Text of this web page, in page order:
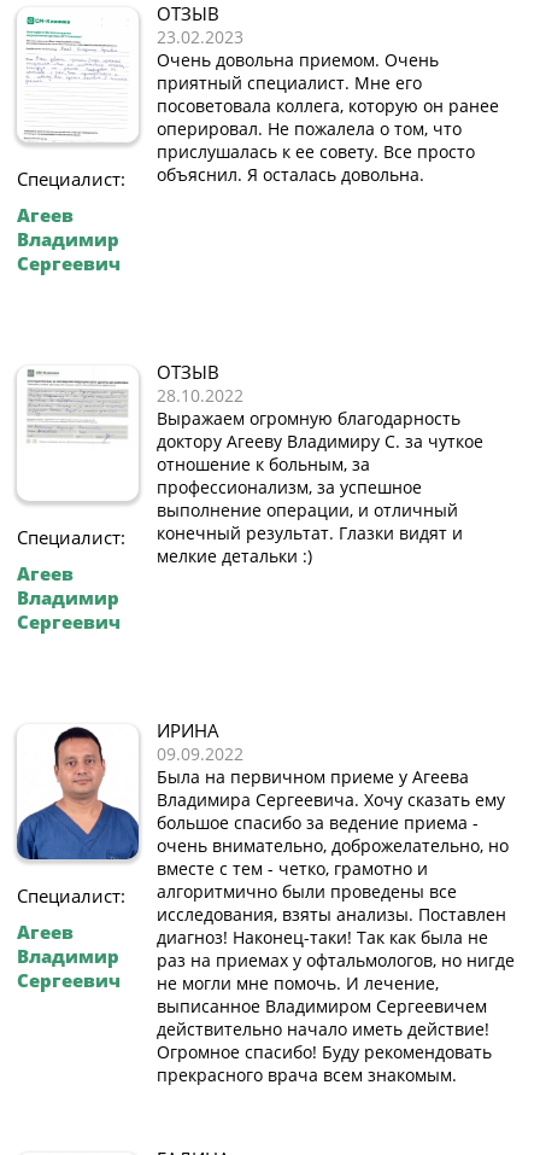
Специалист:
Агеев
Владимир
Сергеевич
ОТЗЫВ
23.02.2023
Очень довольна приемом. Очень
приятный специалист. Мне его
посоветовала коллега, которую он ранее
оперировал. Не пожалела о том, что
прислушалась к ее совету. Все просто
объяснил. Я осталась довольна.
Специалист:
Агеев
Владимир
Сергеевич
ОТЗЫВ
28.10.2022
Выражаем огромную благодарность
доктору Агееву Владимиру С. за чуткое
отношение к больным, за
профессионализм, за успешное
выполнение операции, и отличный
конечный результат. Глазки видят и
мелкие детальки :)
Специалист:
Агеев
Владимир
Сергеевич
ИРИНА
09.09.2022
Была на первичном приеме у Агеева
Владимира Сергеевича. Хочу сказать ему
большое спасибо за ведение приема -
очень внимательно, доброжелательно, но
вместе с тем - четко, грамотно и
алгоритмично были проведены все
исследования, взяты анализы. Поставлен
диагноз! Наконец-таки! Так как была не
раз на приемах у офтальмологов, но нигде
не могли мне помочь. И лечение,
выписанное Владимиром Сергеевичем
действительно начало иметь действие!
Огромное спасибо! Буду рекомендовать
прекрасного врача всем знакомым.